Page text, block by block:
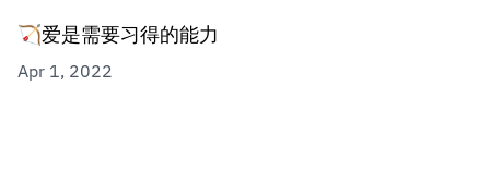
🏹爱是需要习得的能力
Apr 1, 2022